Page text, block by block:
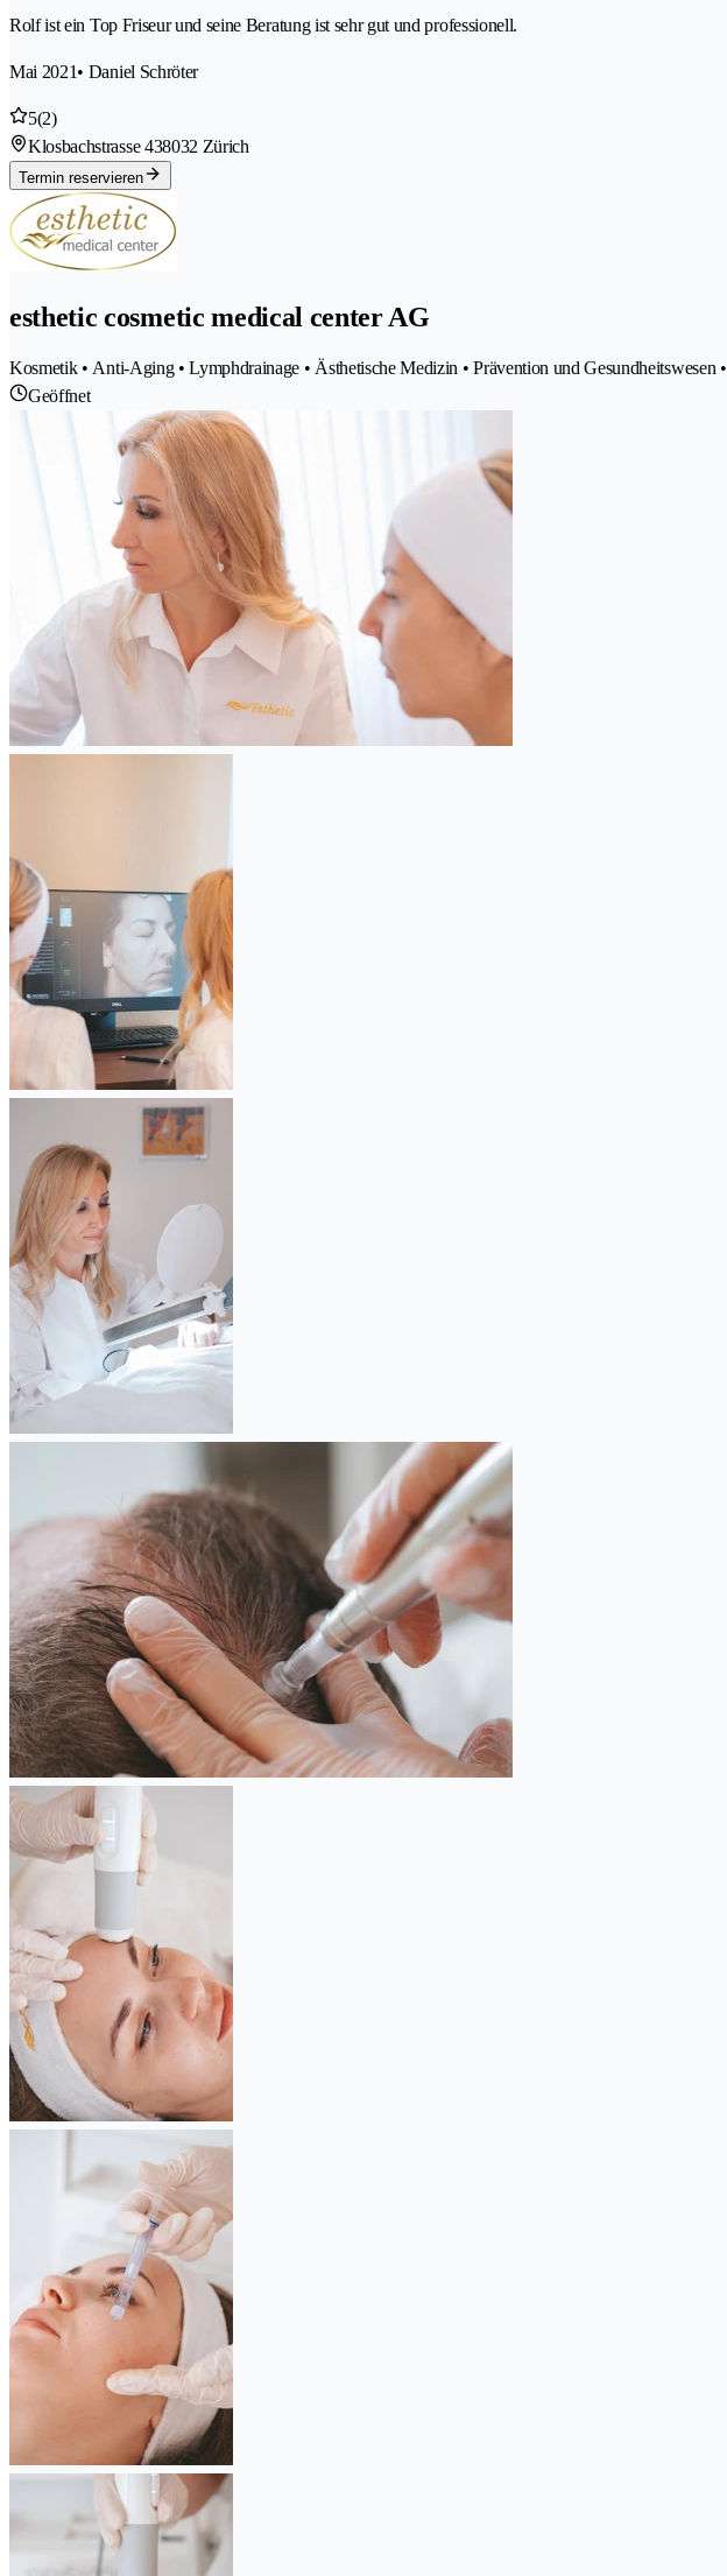
Rolf ist ein Top Friseur und seine Beratung ist sehr gut und professionell.
Mai 2021• Daniel Schröter
5(2)
Klosbachstrasse 438032 Zürich
Termin reservieren
esthetic cosmetic medical center AG
Kosmetik • Anti-Aging • Lymphdrainage • Ästhetische Medizin • Prävention und Gesundheitswesen
Geöffnet